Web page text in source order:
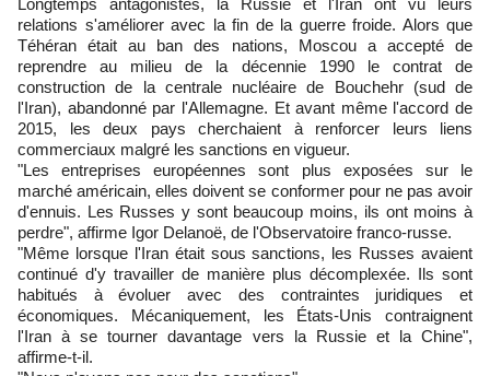
Longtemps antagonistes, la Russie et l'Iran ont vu leurs
relations s'améliorer avec la fin de la guerre froide. Alors que
Téhéran était au ban des nations, Moscou a accepté de
reprendre au milieu de la décennie 1990 le contrat de
construction de la centrale nucléaire de Bouchehr (sud de
l'Iran), abandonné par l'Allemagne. Et avant même l'accord de
2015, les deux pays cherchaient à renforcer leurs liens
commerciaux malgré les sanctions en vigueur.
"Les entreprises européennes sont plus exposées sur le
marché américain, elles doivent se conformer pour ne pas avoir
d'ennuis. Les Russes y sont beaucoup moins, ils ont moins à
perdre", affirme Igor Delanoë, de l'Observatoire franco-russe.
"Même lorsque l'Iran était sous sanctions, les Russes avaient
continué d'y travailler de manière plus décomplexée. Ils sont
habitués à évoluer avec des contraintes juridiques et
économiques. Mécaniquement, les États-Unis contraignent
l'Iran à se tourner davantage vers la Russie et la Chine",
affirme-t-il.